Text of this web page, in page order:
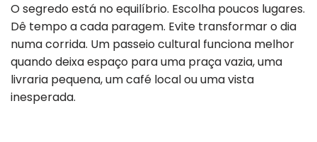
O segredo está no equilíbrio. Escolha poucos lugares.
Dê tempo a cada paragem. Evite transformar o dia
numa corrida. Um passeio cultural funciona melhor
quando deixa espaço para uma praça vazia, uma
livraria pequena, um café local ou uma vista
inesperada.